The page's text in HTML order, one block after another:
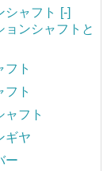
シャフト
[-]
ョンシャフトと
フト
フト
ャフト
ギヤ
ー